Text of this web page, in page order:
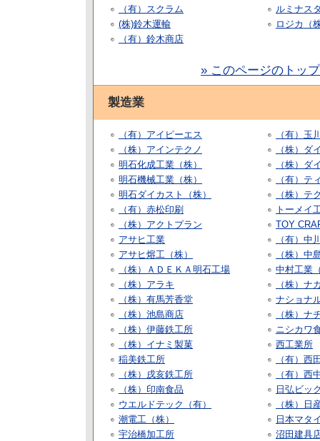
（有）スクラム
(株)鈴木運輸
（有）鈴木商店
ルミナス
ロジカ（
» このページのトッ
製造業
（有）アイピーエス
（株）アインテクノ
明石化成工業（株）
明石機械工業（株）
明石ダイカスト（株）
（有）赤松印刷
（株）アクトプラン
アサヒ工業
アサヒ熔工（株）
（株）ＡＤＥＫＡ明石工場
（株）アラキ
（株）有馬芳香堂
（株）池島商店
（株）伊藤鉄工所
（株）イナミ製菓
稲美鉄工所
（株）戌亥鉄工所
（株）印南食品
ウエルドテック（有）
潮電工（株）
宇治橋加工所
（有）玉
（株）ダ
（株）ダ
（有）テ
（株）テ
トーメイ
TOY
（有）中
（株）中
中村工業
（株）ナ
ナショナ
（株）ナ
ニシカワ
西工業所
（有）西
（有）西
日弘ビッ
（株）日
日本マタ
沼田建具